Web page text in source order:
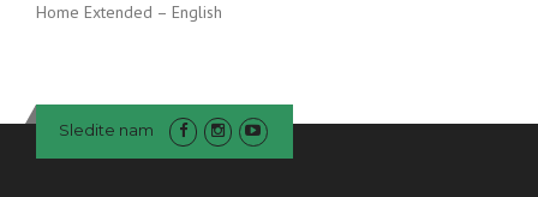
Home Extended – English
Sledite nam